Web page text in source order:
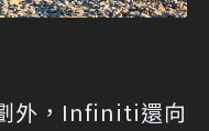
外，Infiniti還向